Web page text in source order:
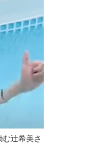
辻希美さ